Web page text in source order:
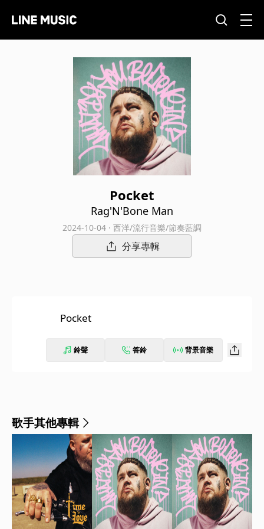
Pocket
Rag'N'Bone Man
2024-10-04 · 西洋/流行音樂/節奏藍調
分享專輯
Pocket
鈴聲 答鈴 背景音樂
歌手其他專輯